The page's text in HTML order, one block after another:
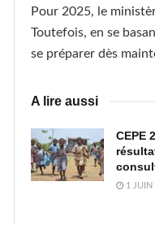
Pour 2025, le
Toutefois, en se
se préparer dès
A lire aussi
CEPE
1 JUIN